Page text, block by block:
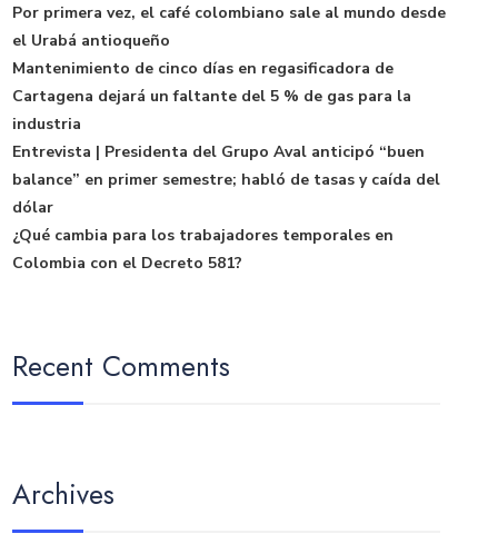
Por primera vez, el café colombiano sale al mundo desde
el Urabá antioqueño
Mantenimiento de cinco días en regasificadora de
Cartagena dejará un faltante del 5 % de gas para la
industria
Entrevista | Presidenta del Grupo Aval anticipó “buen
balance” en primer semestre; habló de tasas y caída del
dólar
¿Qué cambia para los trabajadores temporales en
Colombia con el Decreto 581?
Recent Comments
Archives